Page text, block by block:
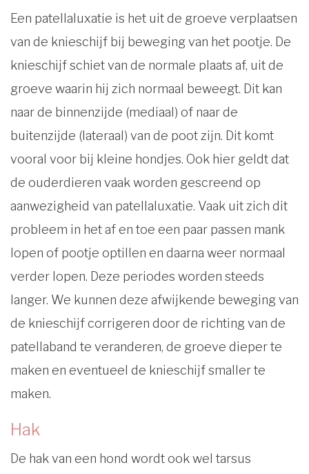
Een patellaluxatie is het uit de groeve verplaatsen
van de knieschijf bij beweging van het pootje. De
knieschijf schiet van de normale plaats af, uit de
groeve waarin hij zich normaal beweegt. Dit kan
naar de binnenzijde (mediaal) of naar de
buitenzijde (lateraal) van de poot zijn. Dit komt
vooral voor bij kleine hondjes. Ook hier geldt dat
de ouderdieren vaak worden gescreend op
aanwezigheid van patellaluxatie. Vaak uit zich dit
probleem in het af en toe een paar passen mank
lopen of pootje optillen en daarna weer normaal
verder lopen. Deze periodes worden steeds
langer. We kunnen deze afwijkende beweging van
de knieschijf corrigeren door de richting van de
patellaband te veranderen, de groeve dieper te
maken en eventueel de knieschijf smaller te
maken.
Hak
De hak van een hond wordt ook wel tarsus